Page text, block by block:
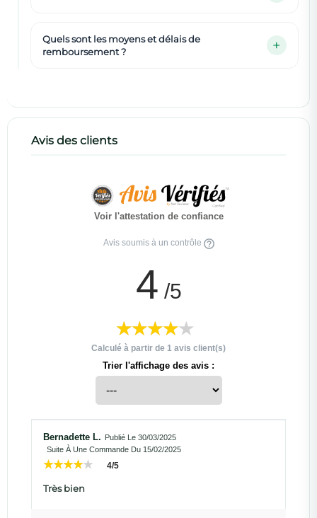
Quels sont les moyens et délais de
remboursement ?
Avis des clients
Voir l'attestation de confiance
Avis soumis à un contrôle
4 /5
Calculé à partir de 1 avis client(s)
Trier l'affichage des avis :
Bernadette L. Publié Le 30/03/2025
Suite À Une Commande Du 15/02/2025
4/5
Très bien